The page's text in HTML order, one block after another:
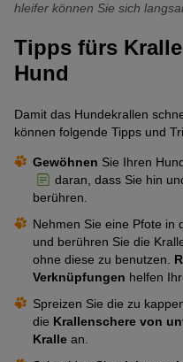
hleifer können Sie sich
Tipps fürs
Hund
Damit das Hundekrallen
können folgende Tipps und
Gewöhnen Sie Ihren
daran, dass Sie hin
berühren.
Nehmen Sie eine Pfote in
und berühren Sie die
ohne diese zu benutzen.
Verknüpfungen helfen
Spreizen Sie die zu
die Krallenschere von
Kralle an.